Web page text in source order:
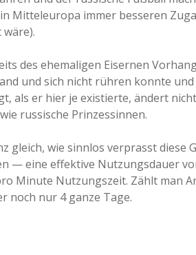
Mitteleuropa immer besseren
des ehemaligen Eisernen
und sich nicht rühren konnte
als er hier je existierte, ändert
russische Prinzessinnen.
gleich, wie sinnlos verprasst diese
— eine effektive Nutzungsdauer
Minute Nutzungszeit. Zählt man
noch nur 4 ganze Tage.